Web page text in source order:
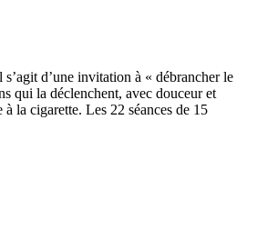
d’une invitation à « débrancher le
qui la déclenchent, avec douceur et
la cigarette. Les 22 séances de 15